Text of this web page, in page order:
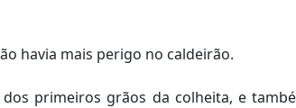
havia mais perigo no caldeirão.
primeiros grãos da colheita, e